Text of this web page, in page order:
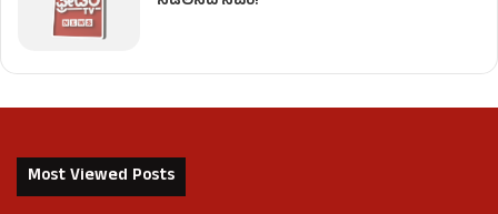
Most Viewed Posts